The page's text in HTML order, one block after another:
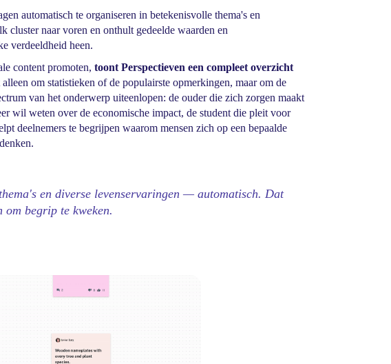
automatisch te organiseren in betekenisvolle thema's en
cluster naar voren en onthult gedeelde waarden en
verdeeldheid heen.
content promoten, toont Perspectieven een compleet overzicht
om statistieken of de populairste opmerkingen, maar om de
van het onderwerp uiteenlopen: de ouder die zich zorgen maakt
wil weten over de economische impact, de student die pleit voor
deelnemers te begrijpen waarom mensen zich op een bepaalde
en diverse levenservaringen — automatisch. Dat
begrip te kweken.